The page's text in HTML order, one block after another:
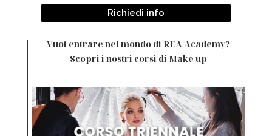
Richiedi info
Vuoi entrare nel mondo di REA Academy?
Scopri i nostri corsi di Make up